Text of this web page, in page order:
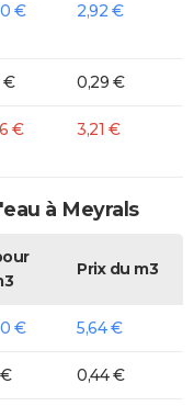
€ 2,92 €
€ 0,29 €
€ 3,21 €
à Meyrals
Prix du m3
€ 5,64 €
0,44 €